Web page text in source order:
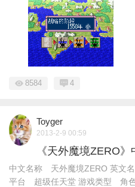
8584 4
Toyger
2013-2-9 00:59
《天外魔境ZERO
中文名称 天外魔境ZERO 英文
平台 超级任天堂 游戏类型 角色